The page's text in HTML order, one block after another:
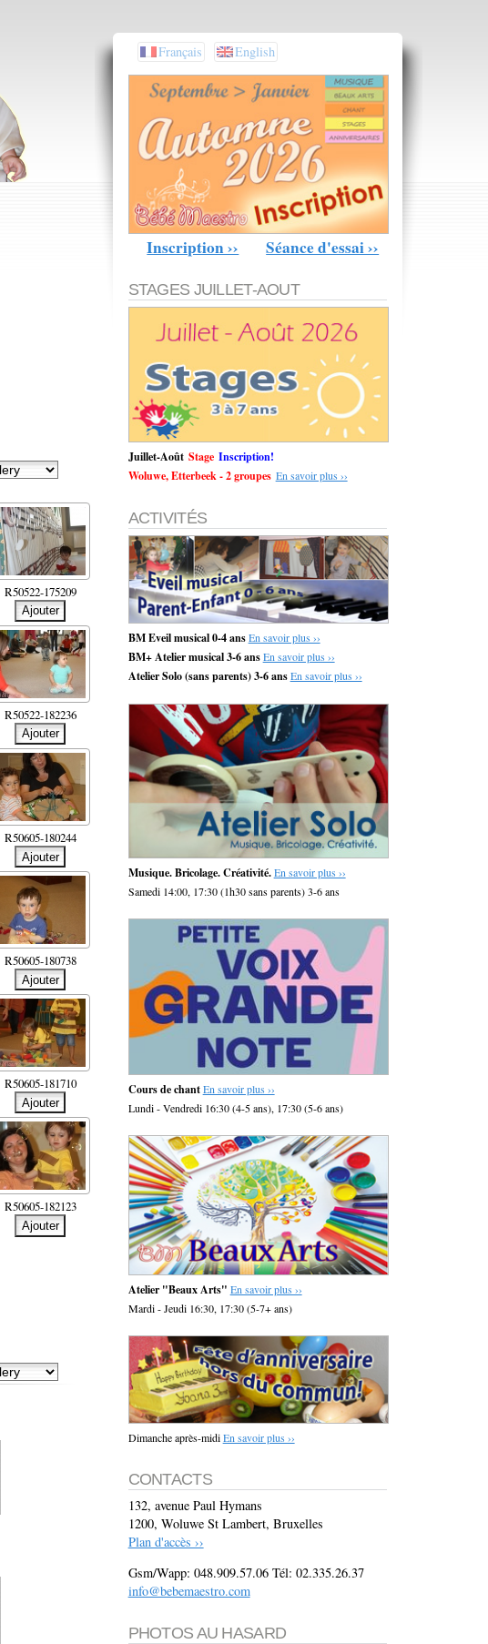
R50522-175209
R50522-182236
R50605-180244
R50605-180738
R50605-181710
R50605-182123
Français English
Inscription ›› Séance d'essai ››
STAGES JUILLET-AOUT
Juillet-Août Stage Inscription!
Woluwe, Etterbeek - 2 groupes En savoir plus ››
ACTIVITÉS
BM Eveil musical 0-4 ans En savoir plus ››
BM+ Atelier musical 3-6 ans En savoir plus ››
Atelier Solo (sans parents) 3-6 ans En savoir plus ››
Musique. Bricolage. Créativité. En savoir plus ››
Samedi 14:00, 17:30 (1h30 sans parents) 3-6 ans
Cours de chant En savoir plus ››
Lundi - Vendredi 16:30 (4-5 ans), 17:30 (5-6 ans)
Atelier "Beaux Arts" En savoir plus ››
Mardi - Jeudi 16:30, 17:30 (5-7+ ans)
Dimanche après-midiEn savoir plus ››
CONTACTS
132, avenue Paul Hymans
1200, Woluwe St Lambert, Bruxelles
Plan d'accès ››
Gsm/Wapp: 048.909.57.06 Tél: 02.335.26.37
info@bebemaestro.com
PHOTOS AU HASARD